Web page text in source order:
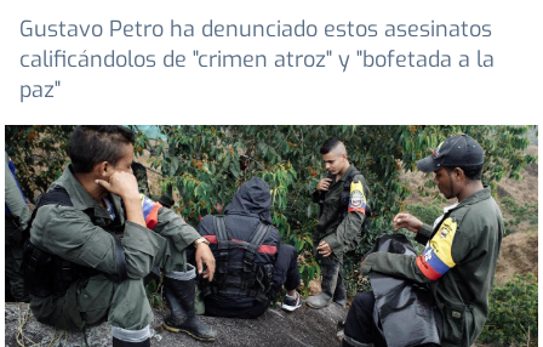
Gustavo Petro ha denunciado estos asesinatos
calificándolos de "crimen atroz" y "bofetada a la
paz"